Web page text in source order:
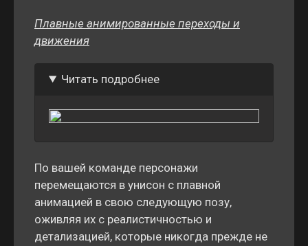
Плавные анимированные переходы и
движения
Читать подробнее
По вашей команде персонажи
перемещаются в унисон с плавной
анимацией в свою следующую позу,
оживляя их с реалистичностью и
детализацией, которые никогда прежде не